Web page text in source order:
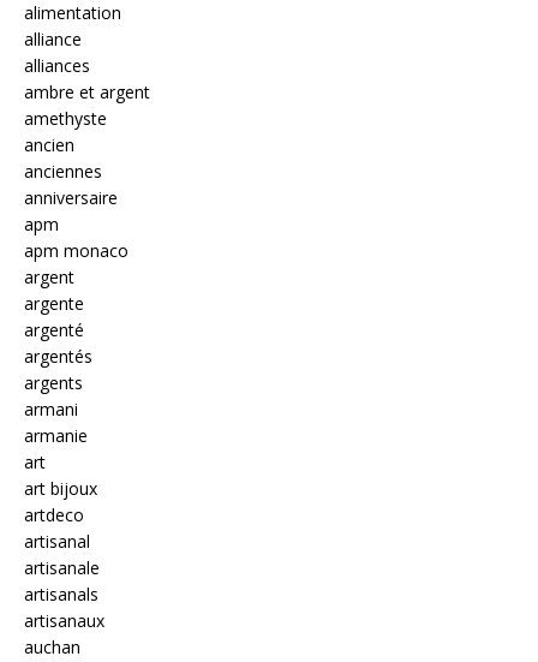
alimentation
alliance
alliances
ambre et argent
amethyste
ancien
anciennes
anniversaire
apm
apm monaco
argent
argente
argenté
argentés
argents
armani
armanie
art
art bijoux
artdeco
artisanal
artisanale
artisanals
artisanaux
auchan